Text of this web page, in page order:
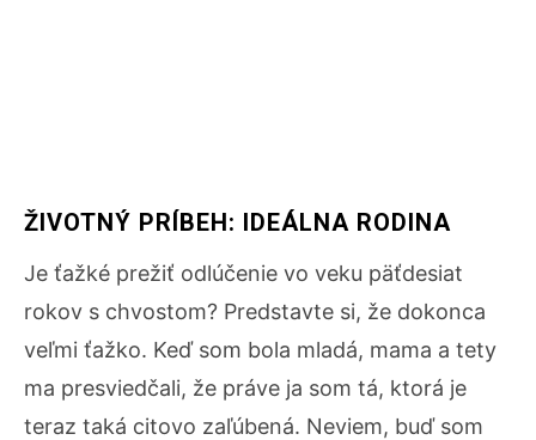
ŽIVOTNÝ PRÍBEH: IDEÁLNA RODINA
Je ťažké prežiť odlúčenie vo veku päťdesiat
rokov s chvostom? Predstavte si, že dokonca
veľmi ťažko. Keď som bola mladá, mama a tety
ma presviedčali, že práve ja som tá, ktorá je
teraz taká citovo zaľúbená. Neviem, buď som